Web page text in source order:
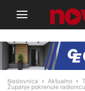
Naslovnica Aktualno
Županje pokrenule